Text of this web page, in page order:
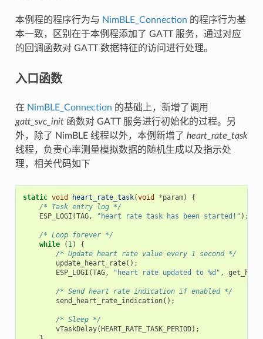
本例程的程序行为与 NimBLE_Connection 的程序行为基
本一致，区别在于本例程添加了 GATT 服务，通过对应
的回调函数对 GATT 数据特征的访问进行处理。
入口函数
在 NimBLE_Connection 的基础上，新增了调用
gatt_svc_init函数对 GATT 服务进行初始化的过程。另
外，除了 NimBLE 线程以外，本例新增了 heart_rate_task
线程，负责心率测量模拟数据的随机生成以及指示处
理，相关代码如下
static void heart_rate_task(void *param)
{
/* Task entry log */
ESP_LOGI (TAG, "heart rate task has been started!" );
/* Loop forever */
while
( 1)
{
/* Update heart rate value every 1 second */
update_heart_rate();
ESP_LOGI (TAG, "heart rate updated to %d" ,
/* Send heart rate indication if enabled */
send_heart_rate_indication();
/* Sleep */
vTaskDelay(HEART_RATE_TASK_PERIOD);